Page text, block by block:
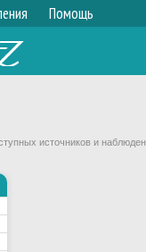
Помощь
источников и